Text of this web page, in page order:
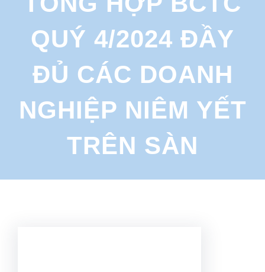
QUÝ 4/2024 ĐẦY
ĐỦ CÁC DOANH
NGHIỆP NIÊM YẾT
TRÊN SÀN